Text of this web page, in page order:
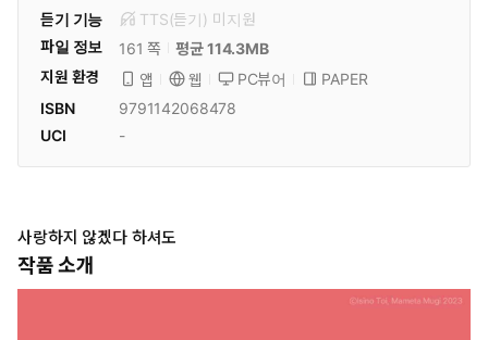
듣기 기능
TTS(듣기) 미 지원
파일 정보
161 쪽
평균 114.3MB
지원 환경
앱 웹 PC뷰어
PAPER
ISBN
9791142068478
UCI
-
사랑하지 않겠다 하셔도
작품 소개